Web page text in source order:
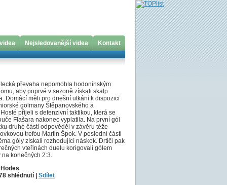
Nejsledovanější videa Kontakt
převaha nepomohla hodonínským
aby poprvé v sezoně získali skalp
Domácí měli pro dnešní utkání k dispozici
golmany Štěpanovského a
přijeli s defenzivní taktikou, která se
Flašara nakonec vyplatila. Na první gól
druhé části odpověděl v závěru téže
trefou Martin Špok. V poslední části
góly získali rozhodující náskok. Drtiči pak
vteřinách duelu korigovali gólem
na konečných 2:3.
shlédnutí | Sdílet